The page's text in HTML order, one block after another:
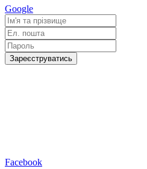
Google
Зареєструватись
Facebook